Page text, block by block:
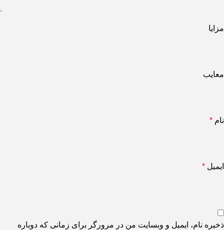
مزایا
معایب
نام *
ایمیل *
ذخیره نام، ایمیل و وبسایت من در مرورگر برای زمانی که دوباره